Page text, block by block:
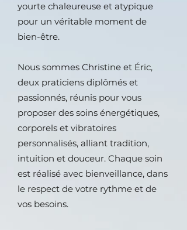
yourte chaleureuse et atypique
pour un véritable moment de
bien-être.
Nous sommes Christine et Éric,
deux praticiens diplômés et
passionnés, réunis pour vous
proposer des soins énergétiques,
corporels et vibratoires
personnalisés, alliant tradition,
intuition et douceur. Chaque soin
est réalisé avec bienveillance, dans
le respect de votre rythme et de
vos besoins.